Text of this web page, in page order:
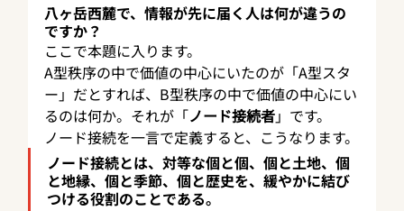
八ヶ岳西麓で、情報が先に届く人は何が違うの
ですか？
ここで本題に入ります。
A型秩序の中で価値の中心にいたのが「A型スタ
ー」だとすれば、B型秩序の中で価値の中心にい
るのは何か。それが「ノード接続者」です。
ノード接続を一言で定義すると、こうなります。
ノード接続とは、対等な個と個、個と土地、個
と地縁、個と季節、個と歴史を、緩やかに結び
つける役割のことである。